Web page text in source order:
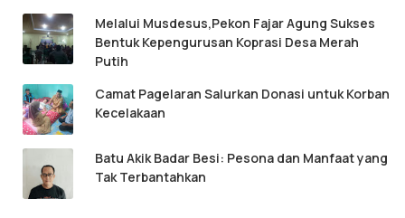
Melalui Musdesus,Pekon Fajar Agung Sukses
Bentuk Kepengurusan Koprasi Desa Merah
Putih
Camat Pagelaran Salurkan Donasi untuk Korban
Kecelakaan
Batu Akik Badar Besi: Pesona dan Manfaat yang
Tak Terbantahkan